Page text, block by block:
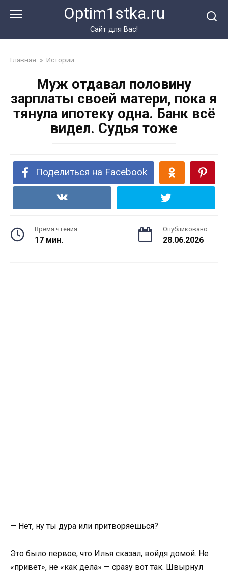
Optim1stka.ru
Сайт для Вас!
Главная » Истории
Муж отдавал половину
зарплаты своей матери, пока я
тянула ипотеку одна. Банк всё
видел. Судья тоже
Поделиться на Facebook
Время чтения
17 мин.
Опубликовано
28.06.2026
— Нет, ну ты дура или притворяешься?
Это было первое, что Илья сказал, войдя домой. Не
«привет», не «как дела» — сразу вот так. Швырнул